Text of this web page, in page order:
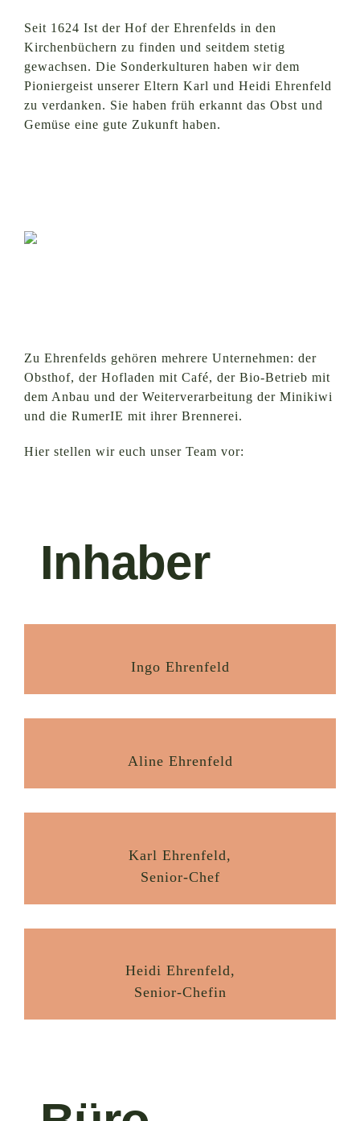
Seit 1624 Ist der Hof der Ehrenfelds in den
Kirchenbüchern zu finden und seitdem stetig
gewachsen. Die Sonderkulturen haben wir dem
Pioniergeist unserer Eltern Karl und Heidi Ehrenfeld
zu verdanken. Sie haben früh erkannt das Obst und
Gemüse eine gute Zukunft haben.
Zu Ehrenfelds gehören mehrere Unternehmen: der
Obsthof, der Hofladen mit Café, der Bio-Betrieb mit
dem Anbau und der Weiterverarbeitung der Minikiwi
und die RumerIE mit ihrer Brennerei.
Hier stellen wir euch unser Team vor:
Inhaber
Ingo Ehrenfeld
Aline Ehrenfeld
Karl Ehrenfeld,
Senior-Chef
Heidi Ehrenfeld,
Senior-Chefin